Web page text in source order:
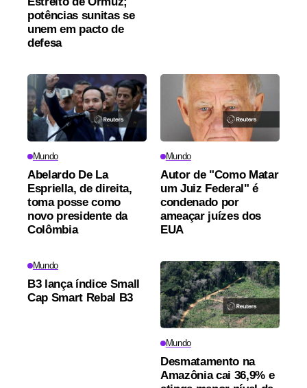
potências sunitas se
unem em pacto de
defesa
Mundo
Abelardo De La
Espriella, de direita,
toma posse como
novo presidente da
Colômbia
Mundo
Autor de "Como Matar
um Juiz Federal" é
condenado por
ameaçar juízes dos
EUA
Mundo
B3 lança índice Small
Cap Smart Rebal B3
Mundo
Desmatamento na
Amazônia cai 36,9% e